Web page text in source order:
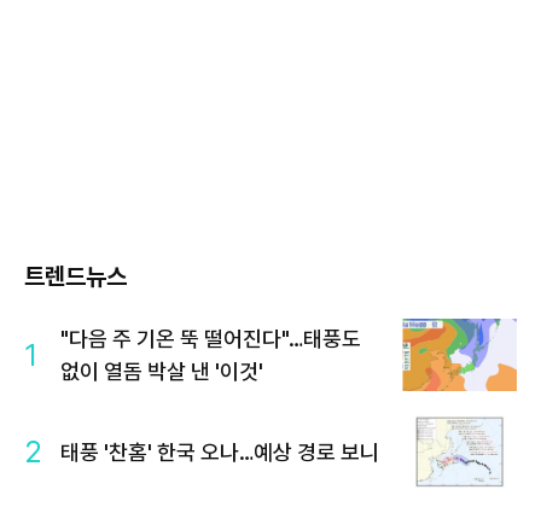
트렌드뉴스
1
"다음 주 기온 뚝 떨어진다"…태풍도
없이 열돔 박살 낸 '이것'
2 태풍 '찬홈' 한국 오나…예상 경로 보니